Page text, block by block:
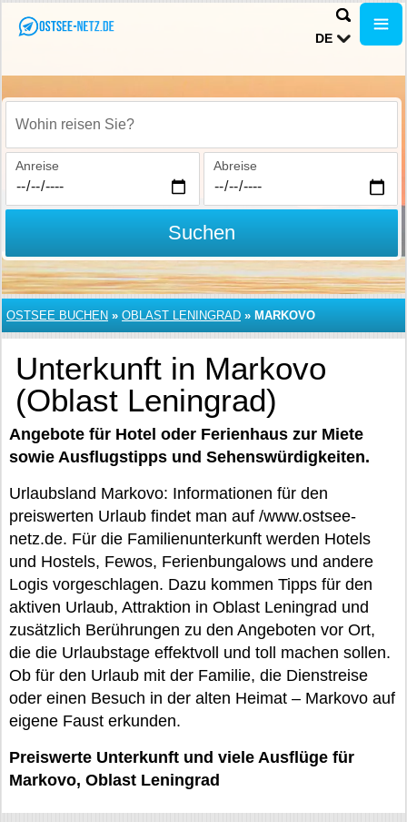
DE
Wohin reisen Sie?
Anreise Abreise
Suchen
OSTSEE BUCHEN » OBLAST LENINGRAD » MARKOVO
Unterkunft in Markovo
(Oblast Leningrad)
Angebote für Hotel oder Ferienhaus zur Miete
sowie Ausflugstipps und Sehenswürdigkeiten.
Urlaubsland Markovo: Informationen für den
preiswerten Urlaub findet man auf /www.ostsee-
netz.de. Für die Familienunterkunft werden Hotels
und Hostels, Fewos, Ferienbungalows und andere
Logis vorgeschlagen. Dazu kommen Tipps für den
aktiven Urlaub, Attraktion in Oblast Leningrad und
zusätzlich Berührungen zu den Angeboten vor Ort,
die die Urlaubstage effektvoll und toll machen sollen.
Ob für den Urlaub mit der Familie, die Dienstreise
oder einen Besuch in der alten Heimat – Markovo auf
eigene Faust erkunden.
Preiswerte Unterkunft und viele Ausflüge für
Markovo, Oblast Leningrad